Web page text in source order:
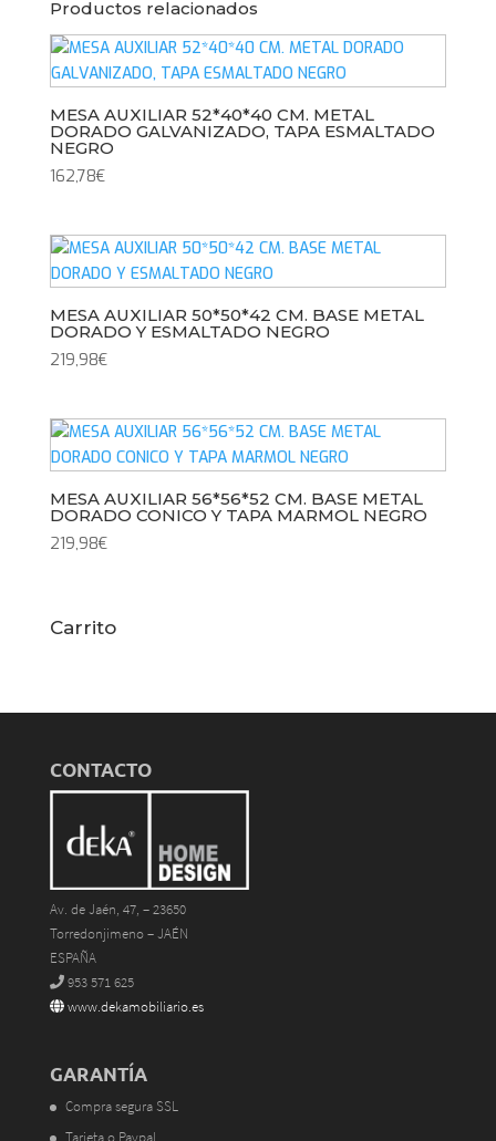
Productos relacionados
MESA AUXILIAR 52*40*40 CM. METAL
DORADO GALVANIZADO, TAPA ESMALTADO
NEGRO
162,78€
MESA AUXILIAR 50*50*42 CM. BASE METAL
DORADO Y ESMALTADO NEGRO
219,98€
MESA AUXILIAR 56*56*52 CM. BASE METAL
DORADO CONICO Y TAPA MARMOL NEGRO
219,98€
Carrito
CONTACTO
Av. de Jaén, 47, – 23650
Torredonjimeno – JAÉN
ESPAÑA
953 571 625
www.dekamobiliario.es
GARANTÍA
Compra segura SSL